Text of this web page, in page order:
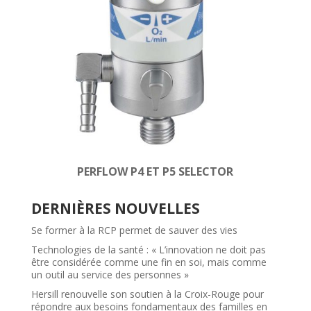
PERFLOW P4 ET P5 SELECTOR
DERNIÈRES NOUVELLES
Se former à la RCP permet de sauver des vies
Technologies de la santé : « L’innovation ne doit pas
être considérée comme une fin en soi, mais comme
un outil au service des personnes »
Hersill renouvelle son soutien à la Croix-Rouge pour
répondre aux besoins fondamentaux des familles en